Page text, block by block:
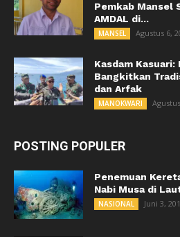
Pemkab Mansel
AMDAL di...
MANSEL Agustus 6,
Kasdam
Bangkitkan
dan Arfak
MANOKWARI
POSTING POPULER
Penemuan
Nabi Musa di
NASIONAL Juni 3,